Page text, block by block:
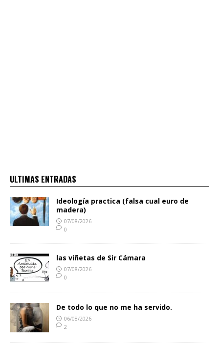
ULTIMAS ENTRADAS
Ideología practica (falsa cual euro de
madera)
07/08/2026
0
las viñetas de Sir Cámara
07/08/2026
0
De todo lo que no me ha servido.
06/08/2026
2